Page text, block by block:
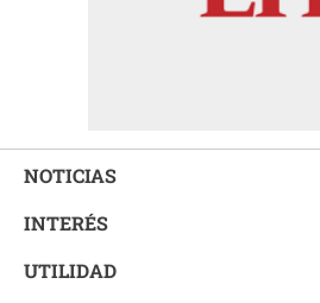
NOTICIAS
INTERÉS
UTILIDAD